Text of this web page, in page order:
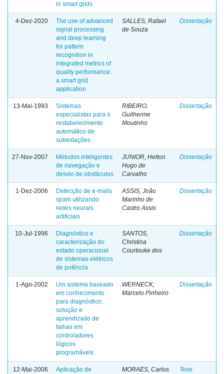
in smart grids
4-Dez-2020
The use of advanced
signal processing
and deep learning
for pattern
recognition in
integrated metrics of
quality performance:
a smart grid
application
SALLES, Rafael
de Souza
Dissertação
13-Mai-1993
Sistemas
especialistas para o
restabelecimento
automático de
subestações
RIBEIRO,
Guilherme
Moutinho
Dissertação
27-Nov-2007
Métodos inteligentes
de navegação e
desvio de obstáculos
JUNIOR, Helton
Hugo de
Carvalho
Dissertação
1-Dez-2006
Detecção de e-mails
spam utilizando
redes neurais
artificiais
ASSIS, João
Marinho de
Castro Assis
Dissertação
10-Jul-1996
Diagnóstico e
caracterização do
estado operacional
de sistemas elétricos
de potência
SANTOS,
Christina
Courtouke dos
Dissertação
1-Ago-2002
Um sistema baseado
em conhecimento
para diagnóstico,
solução e
aprendizado de
falhas em
controladores
lógicos
programáveis
WERNECK,
Marcelo Pinheiro
Dissertação
12-Mai-2006
Aplicação de
MORAES, Carlos
Tese